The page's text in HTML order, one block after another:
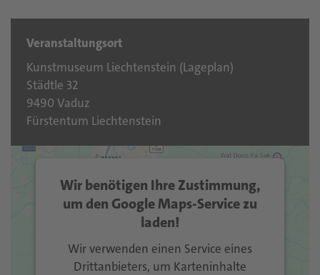
Veranstaltungsort
Kunstmuseum Liechtenstein (Lageplan)
Städtle 32
9490 Vaduz
Fürstentum Liechtenstein
Wir benötigen Ihre Zustimmung,
um den Google Maps-Service zu
laden!
Wir verwenden einen Service eines
Drittanbieters, um Karteninhalte